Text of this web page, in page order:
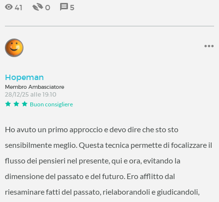
41 0 5
Hopeman
Membro Ambasciatore
28/12/25 alle 19:10
Buon consigliere
Ho avuto un primo approccio e devo dire che sto sto
sensibilmente meglio. Questa tecnica permette di focalizzare il
flusso dei pensieri nel presente, qui e ora, evitando la
dimensione del passato e del futuro. Ero afflitto dal
riesaminare fatti del passato, rielaborandoli e giudicandoli,